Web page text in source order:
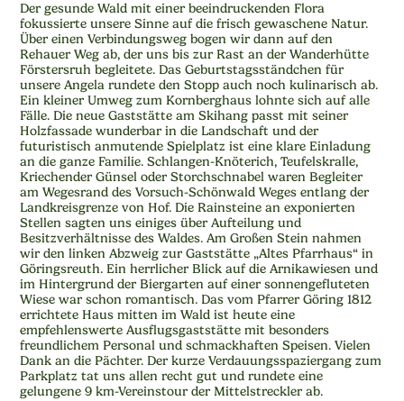
Der gesunde Wald mit einer beeindruckenden Flora
fokussierte unsere Sinne auf die frisch gewaschene Natur.
Über einen Verbindungsweg bogen wir dann auf den
Rehauer Weg ab, der uns bis zur Rast an der Wanderhütte
Förstersruh begleitete. Das Geburtstagsständchen für
unsere Angela rundete den Stopp auch noch kulinarisch ab.
Ein kleiner Umweg zum Kornberghaus lohnte sich auf alle
Fälle. Die neue Gaststätte am Skihang passt mit seiner
Holzfassade wunderbar in die Landschaft und der
futuristisch anmutende Spielplatz ist eine klare Einladung
an die ganze Familie. Schlangen-Knöterich, Teufelskralle,
Kriechender Günsel oder Storchschnabel waren Begleiter
am Wegesrand des Vorsuch-Schönwald Weges entlang der
Landkreisgrenze von Hof. Die Rainsteine an exponierten
Stellen sagten uns einiges über Aufteilung und
Besitzverhältnisse des Waldes. Am Großen Stein nahmen
wir den linken Abzweig zur Gaststätte „Altes Pfarrhaus“ in
Göringsreuth. Ein herrlicher Blick auf die Arnikawiesen und
im Hintergrund der Biergarten auf einer sonnengefluteten
Wiese war schon romantisch. Das vom Pfarrer Göring 1812
errichtete Haus mitten im Wald ist heute eine
empfehlenswerte Ausflugsgaststätte mit besonders
freundlichem Personal und schmackhaften Speisen. Vielen
Dank an die Pächter. Der kurze Verdauungsspaziergang zum
Parkplatz tat uns allen recht gut und rundete eine
gelungene 9 km-Vereinstour der Mittelstreckler ab.